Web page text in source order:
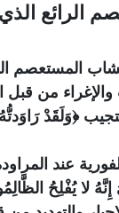
الرائع
المستعصم
من قبل
﴿وَلَقَدْ
عند
لا يُفْلِحُ الظَّالِمُونَ